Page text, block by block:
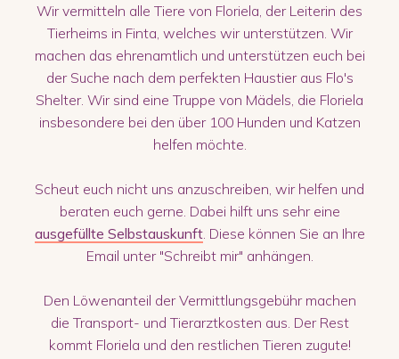
Wir vermitteln alle Tiere von Floriela, der Leiterin des
Tierheims in Finta, welches wir unterstützen. Wir
machen das ehrenamtlich und unterstützen euch bei
der Suche nach dem perfekten Haustier aus Flo's
Shelter. Wir sind eine Truppe von Mädels, die Floriela
insbesondere bei den über 100 Hunden und Katzen
helfen möchte.
Scheut euch nicht uns anzuschreiben, wir helfen und
beraten euch gerne. Dabei hilft uns sehr eine
ausgefüllte Selbstauskunft. Diese können Sie an Ihre
Email unter "Schreibt mir" anhängen.
Den Löwenanteil der Vermittlungsgebühr machen
die Transport- und Tierarztkosten aus. Der Rest
kommt Floriela und den restlichen Tieren zugute!